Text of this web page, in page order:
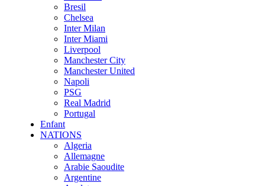
Bresil
Chelsea
Inter Milan
Inter Miami
Liverpool
Manchester City
Manchester United
Napoli
PSG
Real Madrid
Portugal
Enfant
NATIONS
Algeria
Allemagne
Arabie Saoudite
Argentine